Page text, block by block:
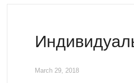
March 29, 2018